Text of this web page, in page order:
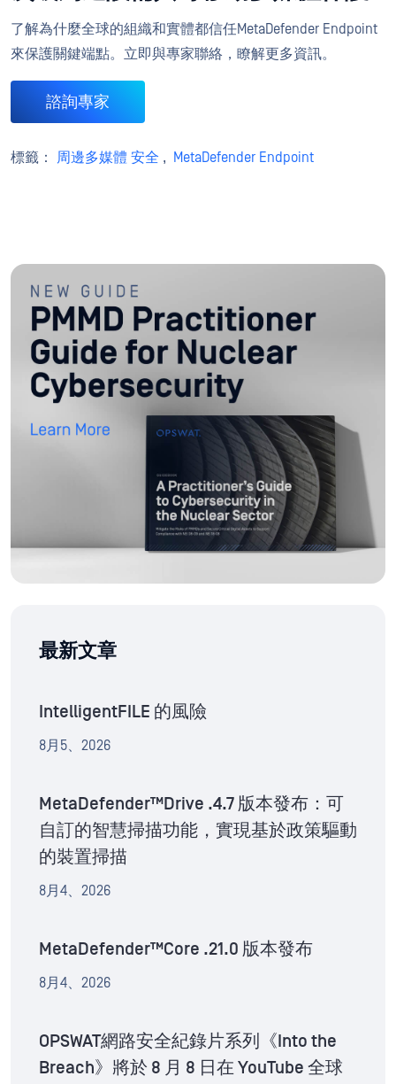
了解為什麼全球的組織和實體都信任MetaDefender Endpoint
來保護關鍵端點。立即與專家聯絡，瞭解更多資訊。
諮詢專家
標籤： 周邊多媒體 安全 , MetaDefender Endpoint
最新文章
IntelligentFILE 的風險
8月5、2026
MetaDefender™Drive .4.7 版本發布：可
自訂的智慧掃描功能，實現基於政策驅動
的裝置掃描
8月4、2026
MetaDefender™Core .21.0 版本發布
8月4、2026
OPSWAT網路安全紀錄片系列《Into the
Breach》將於 8 月 8 日在 YouTube 全球